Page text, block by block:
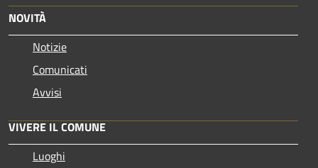
NOVITÀ
Notizie
Comunicati
Avvisi
VIVERE IL COMUNE
Luoghi